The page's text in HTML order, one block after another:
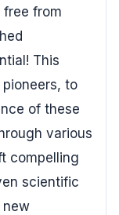
from
This
to
of these
various
compelling
scientific
new